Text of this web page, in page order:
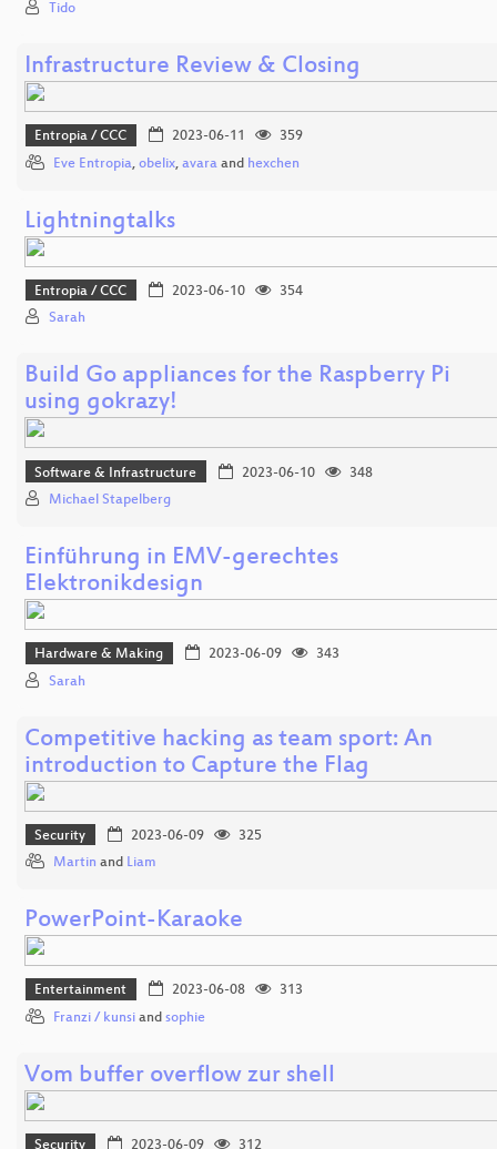
Tido
Infrastructure Review & Closing
Entropia / CCC 2023-06-11
359
Eve Entropia, obelix, avara and hexchen
Lightningtalks
Entropia / CCC 2023-06-10
354
Sarah
Build Go appliances for the Raspberry Pi
using gokrazy!
Software & Infrastructure 2023-06-10
348
Michael Stapelberg
Einführung in EMV-gerechtes
Elektronikdesign
Hardware & Making 2023-06-09
343
Sarah
Competitive hacking as team sport: An
introduction to Capture the Flag
Security 2023-06-09
325
Martin and Liam
PowerPoint-Karaoke
Entertainment 2023-06-08
313
Franzi / kunsi and sophie
Vom buffer overflow zur shell
Security 2023-06-09
312